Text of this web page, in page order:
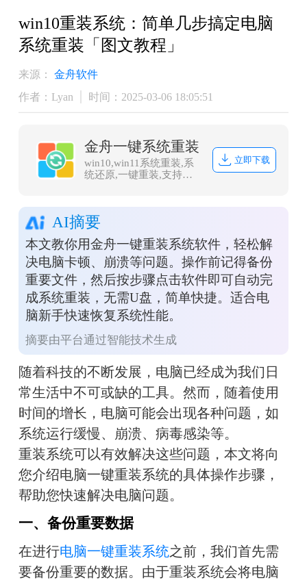
win10重装系统：简单几步搞定电脑
系统重装「图文教程」
来源：
金舟软件
作者：Lyan
时间：2025-03-06 18:05:51
金舟一键系统重装
win10,win11系统重装,系
统还原,一键重装,支持笔
师，安全纯净无捆绑，全
程无人值守，支持
Win10/win11系统的在线
重装
立即下载
AI摘要
本文教你用金舟一键重装系统软件，轻松解
决电脑卡顿、崩溃等问题。操作前记得备份
重要文件，然后按步骤点击软件即可自动完
成系统重装，无需U盘，简单快捷。适合电
脑新手快速恢复系统性能。
摘要由平台通过智能技术生成
随着科技的不断发展，电脑已经成为我们日
常生活中不可或缺的工具。然而，随着使用
时间的增长，电脑可能会出现各种问题，如
系统运行缓慢、崩溃、病毒感染等。
重装系统可以有效解决这些问题，本文将向
您介绍电脑一键重装系统的具体操作步骤，
帮助您快速解决电脑问题。
一、备份重要数据
在进行电脑一键重装系统之前，我们首先需
要备份重要的数据。由于重装系统会将电脑